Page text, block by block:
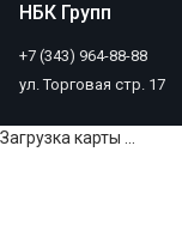
НБК Групп
+7 (343) 964-88-88
ул. Торговая стр. 17
Загрузка карты ...